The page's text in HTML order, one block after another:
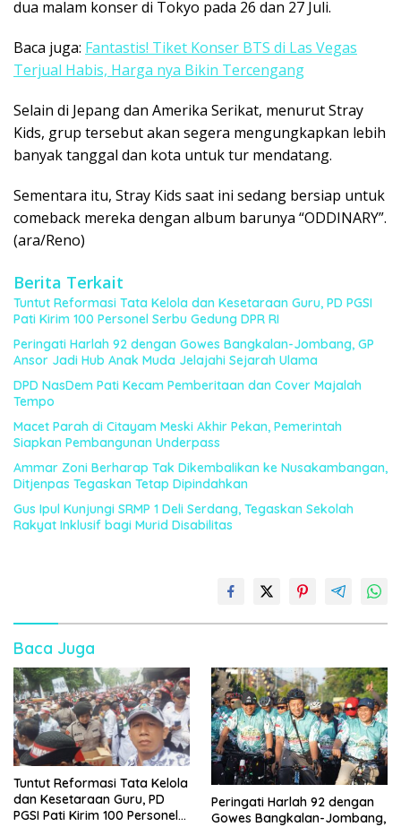
dua malam konser di Tokyo pada 26 dan 27 Juli.
Baca juga: Fantastis! Tiket Konser BTS di Las Vegas
Terjual Habis, Harga nya Bikin Tercengang
Selain di Jepang dan Amerika Serikat, menurut Stray
Kids, grup tersebut akan segera mengungkapkan lebih
banyak tanggal dan kota untuk tur mendatang.
Sementara itu, Stray Kids saat ini sedang bersiap untuk
comeback mereka dengan album barunya “ODDINARY”.
(ara/Reno)
Berita Terkait
Tuntut Reformasi Tata Kelola dan Kesetaraan Guru, PD PGSI
Pati Kirim 100 Personel Serbu Gedung DPR RI
Peringati Harlah 92 dengan Gowes Bangkalan-Jombang, GP
Ansor Jadi Hub Anak Muda Jelajahi Sejarah Ulama
DPD NasDem Pati Kecam Pemberitaan dan Cover Majalah
Tempo
Macet Parah di Citayam Meski Akhir Pekan, Pemerintah
Siapkan Pembangunan Underpass
Ammar Zoni Berharap Tak Dikembalikan ke Nusakambangan,
Ditjenpas Tegaskan Tetap Dipindahkan
Gus Ipul Kunjungi SRMP 1 Deli Serdang, Tegaskan Sekolah
Rakyat Inklusif bagi Murid Disabilitas
Baca Juga
Tuntut Reformasi Tata Kelola
dan Kesetaraan Guru, PD
PGSI Pati Kirim 100 Personel
Peringati Harlah 92 dengan
Gowes Bangkalan-Jombang,